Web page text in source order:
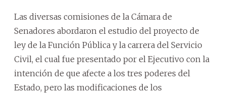
Las diversas comisiones de la Cámara de
Senadores abordaron el estudio del proyecto de
ley de la Función Pública y la carrera del Servicio
Civil, el cual fue presentado por el Ejecutivo con la
intención de que afecte a los tres poderes del
Estado, pero las modificaciones de los